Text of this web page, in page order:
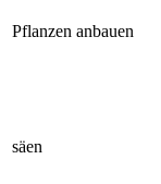
Pflanzen anbauen
säen